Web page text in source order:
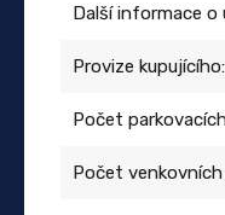
Další informace o
Provize kupujícího:
Počet
Počet